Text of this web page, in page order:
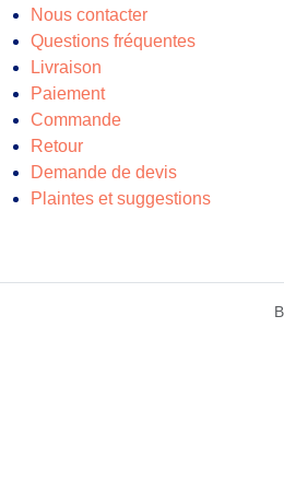
Nous contacter
Questions fréquentes
Livraison
Paiement
Commande
Retour
Demande de devis
Plaintes et suggestions